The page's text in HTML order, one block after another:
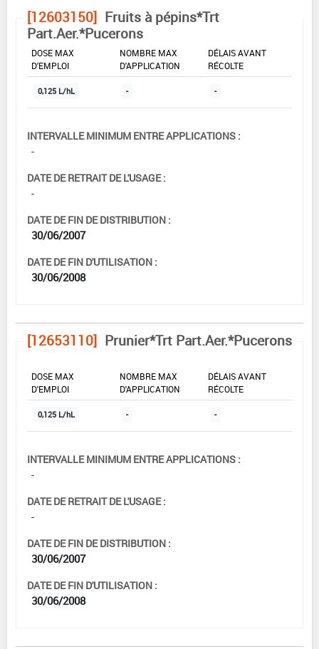
[12603150] Fruits à pépins*Trt
Part.Aer.*Pucerons
DOSE MAX
D'EMPLOI
NOMBRE MAX
D'APPLICATION
DÉLAIS AVANT
RÉCOLTE
0,125 L/hL - -
INTERVALLE MINIMUM ENTRE APPLICATIONS :
-
DATE DE RETRAIT DE L'USAGE :
-
DATE DE FIN DE DISTRIBUTION :
30/06/2007
DATE DE FIN D'UTILISATION :
30/06/2008
[12653110] Prunier*Trt Part.Aer.*Pucerons
DOSE MAX
D'EMPLOI
NOMBRE MAX
D'APPLICATION
DÉLAIS AVANT
RÉCOLTE
0,125 L/hL - -
INTERVALLE MINIMUM ENTRE APPLICATIONS :
-
DATE DE RETRAIT DE L'USAGE :
-
DATE DE FIN DE DISTRIBUTION :
30/06/2007
DATE DE FIN D'UTILISATION :
30/06/2008